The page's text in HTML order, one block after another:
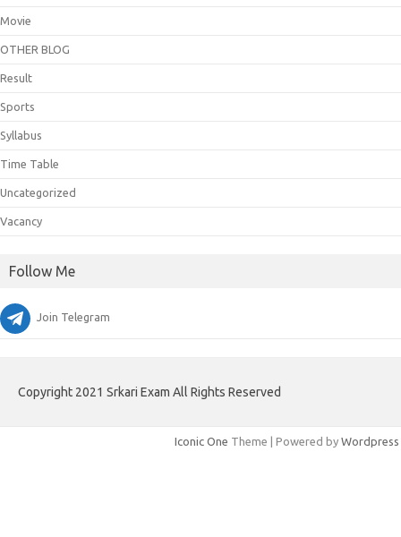
Movie
OTHER BLOG
Result
Sports
Syllabus
Time Table
Uncategorized
Vacancy
Follow Me
Join Telegram
Copyright 2021 Srkari Exam All Rights Reserved
Iconic One Theme | Powered by Wordpress